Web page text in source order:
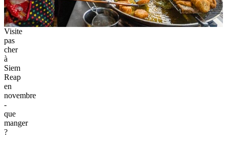
Visite
pas
cher
à
Siem
Reap
en
novembre
-
que
manger
?